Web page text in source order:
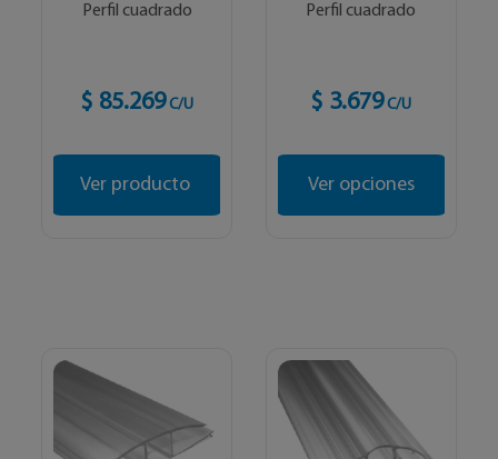
Perfil cuadrado
$ 85.269 C/U
Ver producto
Perfil cuadrado
$ 3.679 C/U
Ver opciones